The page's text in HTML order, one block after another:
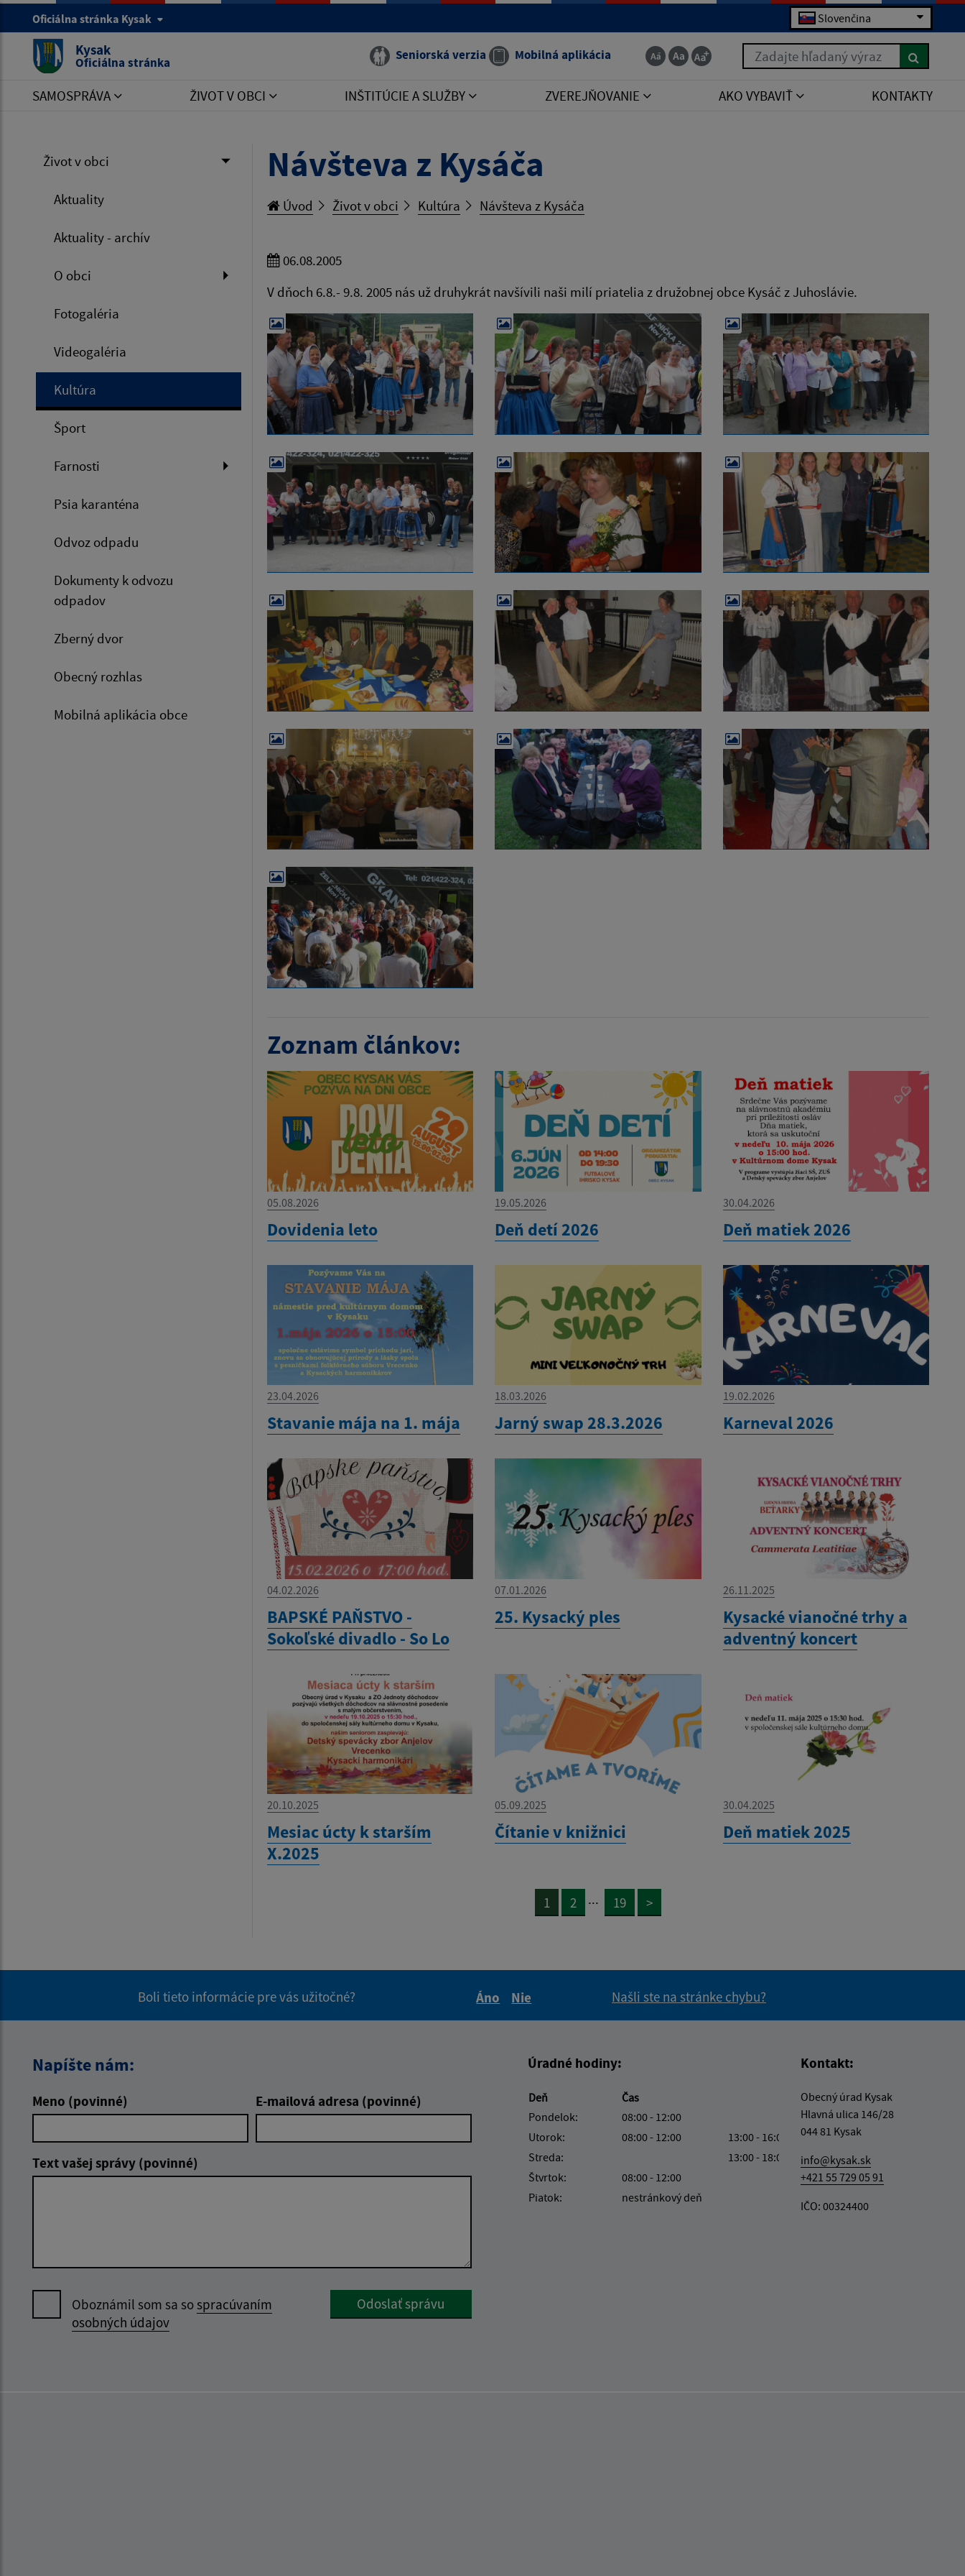
Oficiálna stránka Kysak Slovenčina
Kysak
Oficiálna stránka Seniorská verzia Mobilná aplikácia Zadajte hľadaný výraz
SAMOSPRÁVA ŽIVOT V OBCI INŠTITÚCIE A SLUŽBY ZVEREJŇOVANIE AKO VYBAVIŤ KONTAKTY
Život v obci
Aktuality
Aktuality - archív
O obci
Fotogaléria
Videogaléria
Kultúra
Šport
Farnosti
Psia karanténa
Odvoz odpadu
Dokumenty k odvozu
odpadov
Zberný dvor
Obecný rozhlas
Mobilná aplikácia obce
Návšteva z Kysáča
Úvod Život v obci Kultúra Návšteva z Kysáča
06.08.2005
V dňoch 6.8.- 9.8. 2005 nás už druhykrát navšívili naši milí priatelia z družobnej obce Kysáč z Juhoslávie.
Zoznam článkov:
05.08.2026
Dovidenia leto
19.05.2026
Deň detí 2026
30.04.2026
Deň matiek 2026
23.04.2026
Stavanie mája na 1. mája
18.03.2026
Jarný swap 28.3.2026
19.02.2026
Karneval 2026
04.02.2026
BAPSKÉ PAŇSTVO -
Sokoľské divadlo - So Lo
07.01.2026
25. Kysacký ples
26.11.2025
Kysacké vianočné trhy a
adventný koncert
20.10.2025
Mesiac úcty k starším
X.2025
05.09.2025
Čítanie v knižnici
30.04.2025
Deň matiek 2025
1 2 ... 19 >
Boli tieto informácie pre vás užitočné?
Áno
Nie
Našli ste na stránke chybu?
Napíšte nám:
Meno (povinné) E-mailová adresa (povinné)
Text vašej správy (povinné)
Oboznámil som sa sospracúvaním
osobných údajov
Google reCaptcha Response
Odoslať správu
Úradné hodiny:
Deň
Čas
Pondelok:
08:00 - 12:00
Utorok:
08:00 - 12:00
13:00 - 16:00
Streda:
13:00 - 18:00
Štvrtok:
08:00 - 12:00
Piatok:
nestránkový deň
Kontakt:
Obecný úrad Kysak
Hlavná ulica 146/28
044 81 Kysak
info@kysak.sk
+421 55 729 05 91
IČO: 00324400